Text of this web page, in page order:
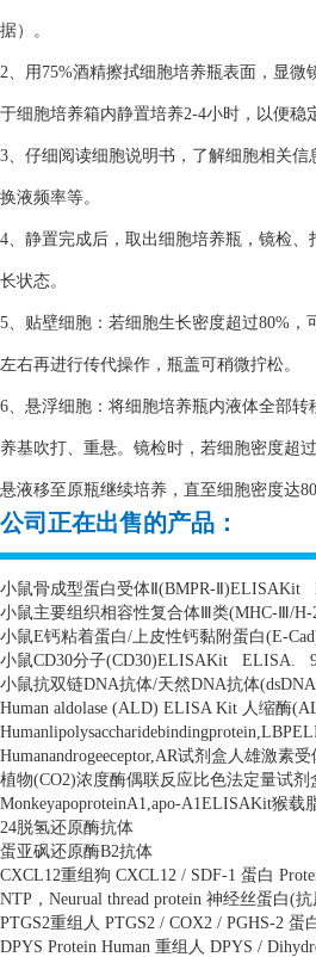
据）。
2、用75%酒精擦拭细胞培养瓶表面，显
于细胞培养箱内静置培养2-4小时，以便稳
3、仔细阅读细胞说明书，了解细胞相关
换液频率等。
4、静置完成后，取出细胞培养瓶，镜检
长状态。
5、贴壁细胞：若细胞生长密度超过80%
左右再进行传代操作，瓶盖可稍微拧松。
6、悬浮细胞：将细胞培养瓶内液体全部
养基吹打、重悬。镜检时，若细胞密度超
悬液移至原瓶继续培养，直至细胞密度达
公司正在出售的产品：
小鼠骨成型蛋白受体Ⅱ (BMPR- )ELISAKit
小鼠主要组织相容性复合体Ⅲ类(MHC- /H-
小鼠E钙粘着蛋白/上皮性钙黏附蛋白(E-
小鼠CD30分子(CD30)ELISAKit ELISA.
小鼠抗双链DNA抗体/天然DNA抗体
Human aldolase (ALD) ELISA Kit 人缩酶
Humanandrogeeceptor,AR试剂盒人雄激素受
植物(CO2)浓度酶偶联反应比色法定量试剂
MonkeyapoproteinA1,apo-A1ELISAKit猴载
24脱氢还原酶抗体
蛋亚砜还原酶B2抗体
CXCL12重组狗 CXCL12 / SDF-1 蛋白
NTP ， Neurual thread protein 神经丝蛋白(抗
PTGS2重组人 PTGS2 / COX2 / PGHS-2 蛋
DPYS Protein Human 重组人 DPYS /